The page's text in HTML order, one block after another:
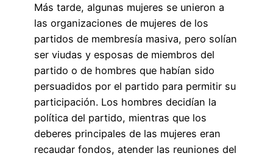
Más tarde, algunas mujeres se unieron a
las organizaciones de mujeres de los
partidos de membresía masiva, pero solían
ser viudas y esposas de miembros del
partido o de hombres que habían sido
persuadidos por el partido para permitir su
participación. Los hombres decidían la
política del partido, mientras que los
deberes principales de las mujeres eran
recaudar fondos, atender las reuniones del